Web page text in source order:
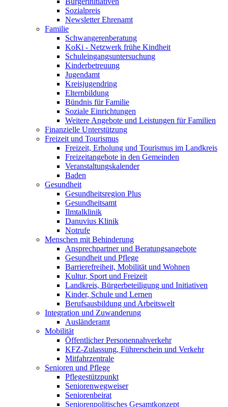
Sozialpreis
Newsletter Ehrenamt
Familie
Schwangerenberatung
KoKi - Netzwerk frühe Kindheit
Schuleingangsuntersuchung
Kinderbetreuung
Jugendamt
Kreisjugendring
Elternbildung
Bündnis für Familie
Soziale Einrichtungen
Weitere Angebote und Leistungen für Familien
Finanzielle Unterstützung
Freizeit und Tourismus
Freizeit, Erholung und Tourismus im Landkreis
Freizeitangebote in den Gemeinden
Veranstaltungskalender
Baden
Gesundheit
Gesundheitsregion Plus
Gesundheitsamt
Ilmtalklinik
Danuvius Klinik
Notrufe
Menschen mit Behinderung
Ansprechpartner und Beratungsangebote
Gesundheit und Pflege
Barrierefreiheit, Mobilität und Wohnen
Kultur, Sport und Freizeit
Landkreis, Bürgerbeteiligung und Initiativen
Kinder, Schule und Lernen
Berufsausbildung und Arbeitswelt
Integration und Zuwanderung
Ausländeramt
Mobilität
Öffentlicher Personennahverkehr
KFZ-Zulassung, Führerschein und Verkehr
Mitfahrzentrale
Senioren und Pflege
Pflegestützpunkt
Seniorenwegweiser
Seniorenbeirat
Seniorenpolitisches Gesamtkonzept